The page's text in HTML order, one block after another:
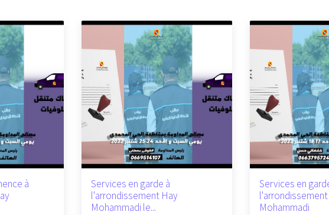
à
Services en garde à
l'arrondissement Hay
Mohammadi le...
Services en
Mohammadi